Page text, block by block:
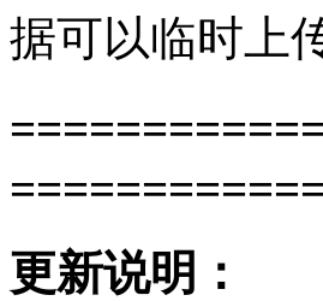
据可以临时上
更新说明：